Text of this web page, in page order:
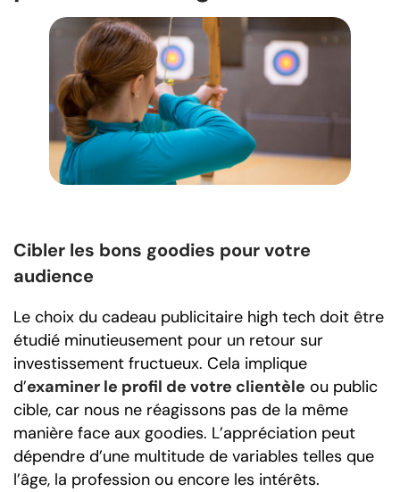
Cibler les bons goodies pour votre
audience
Le choix du cadeau publicitaire high tech doit être
étudié minutieusement pour un retour sur
investissement fructueux. Cela implique
d’examiner le profil de votre clientèle ou public
cible, car nous ne réagissons pas de la même
manière face aux goodies. L’appréciation peut
dépendre d’une multitude de variables telles que
l’âge, la profession ou encore les intérêts.